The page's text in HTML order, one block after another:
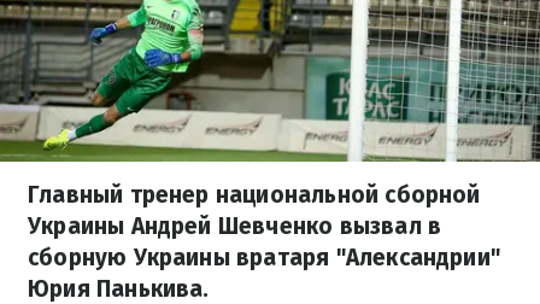
Главный тренер национальной сборной
Украины Андрей Шевченко вызвал в
сборную Украины вратаря "Александрии"
Юрия Панькива.